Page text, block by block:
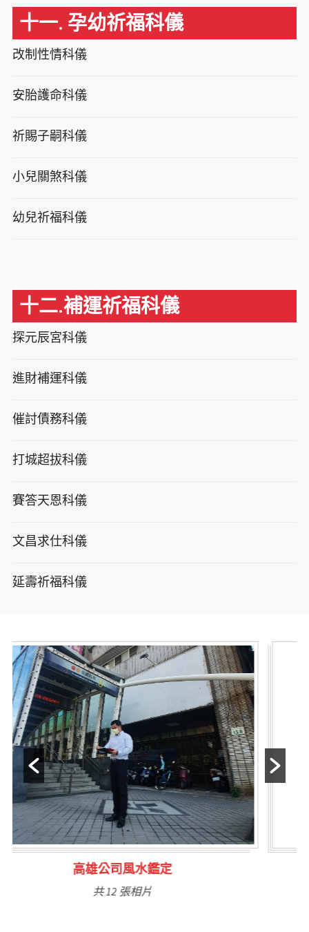
十一. 孕幼祈福科儀
改制性情科儀
安胎護命科儀
祈賜子嗣科儀
小兒關煞科儀
幼兒祈福科儀
十二.補運祈福科儀
探元辰宮科儀
進財補運科儀
催討債務科儀
打城超拔科儀
賽答天恩科儀
文昌求仕科儀
延壽祈福科儀
林氏福主量子生基造命
共 6 張相片